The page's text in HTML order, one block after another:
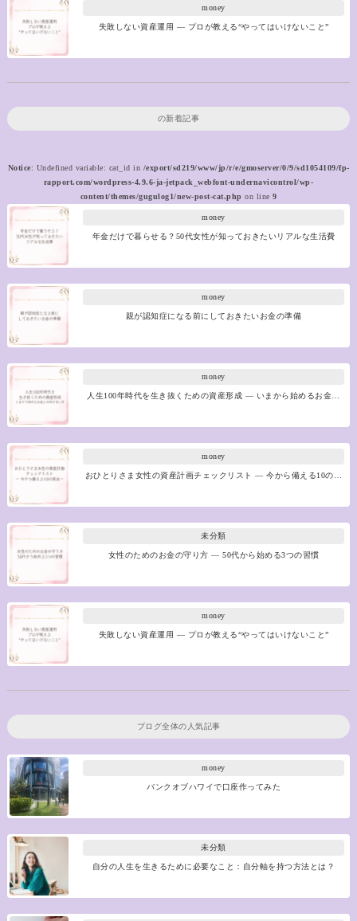
money
失敗しない資産運用 ― プロが教える“やってはいけないこと”
の新着記事
Notice: Undefined variable: cat_id in /export/sd219/www/jp/r/e/gmoserver/0/9/sd1054109/fp-
rapport.com/wordpress-4.9.6-ja-jetpack_webfont-undernavicontrol/wp-
content/themes/gugulog1/new-post-cat.php on line 9
money
年金だけで暮らせる？50代女性が知っておきたいリアルな生活費
money
親が認知症になる前にしておきたいお金の準備
money
人生100年時代を生き抜くための資産形成 ― いまから始めるお金…
money
おひとりさま女性の資産計画チェックリスト ― 今から備える10の…
未分類
女性のためのお金の守り方 ― 50代から始める3つの習慣
money
失敗しない資産運用 ― プロが教える“やってはいけないこと”
ブログ全体の人気記事
money
バンクオブハワイで口座作ってみた
未分類
自分の人生を生きるために必要なこと：自分軸を持つ方法とは？